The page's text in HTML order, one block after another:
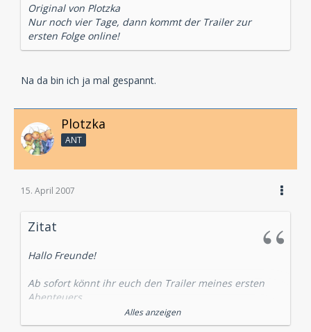
Original von Plotzka
Nur noch vier Tage, dann kommt der Trailer zur
ersten Folge online!
Na da bin ich ja mal gespannt.
Plotzka
ANT
15. April 2007
Zitat
Hallo Freunde!
Ab sofort könnt ihr euch den Trailer meines ersten
Abenteuers
"Andi Meisfeld und das Termitenkopftrio" anhören!!!
Einfach auf meine Homepage gehen und auf der
Alles anzeigen